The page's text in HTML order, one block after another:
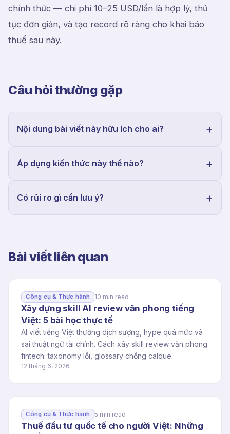
chính thức — chi phí 10–25 USD/lần là hợp lý, thủ
tục đơn giản, và tạo record rõ ràng cho khai báo
thuế sau này.
Câu hỏi thường gặp
Nội dung bài viết này hữu ích cho ai?
Áp dụng kiến thức này thế nào?
Có rủi ro gì cần lưu ý?
Bài viết liên quan
Công cụ & Thực hành 10 min read
Xây dựng skill AI review văn phong tiếng
Việt: 5 bài học thực tế
AI viết tiếng Việt thường dịch sượng, hype quá mức và
sai thuật ngữ tài chính. Cách xây skill review văn phong
fintech: taxonomy lỗi, glossary chống calque.
12 tháng 6, 2026
Công cụ & Thực hành 5 min read
Thuế đầu tư quốc tế cho người Việt: Những